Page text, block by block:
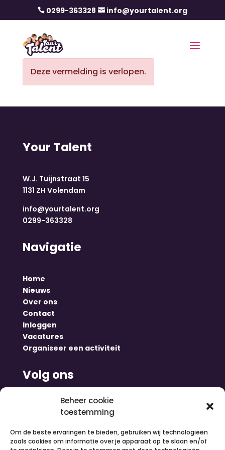
Beheer cookie
toestemming
Om de beste ervaringen te bieden, gebruiken wij technologieën
zoals cookies om informatie over je apparaat op te slaan en/of
 0299-363328  info@yourtalent.org
Deze vermelding is verlopen.
Your Talent
W.J. Tuijnstraat 15
1131 ZH Volendam
info@yourtalent.org
0299-363328
Navigatie
Home
Nieuws
Over ons
Contact
Inloggen
Vacatures
Organiseer een activiteit
Volg ons